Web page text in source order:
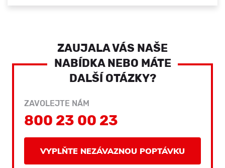
ZAUJALA VÁS NAŠE
NABÍDKA NEBO MÁTE
DALŠÍ OTÁZKY?
ZAVOLEJTE NÁM
800 23 00 23
VYPLŇTE NEZÁVAZNOU POPTÁVKU